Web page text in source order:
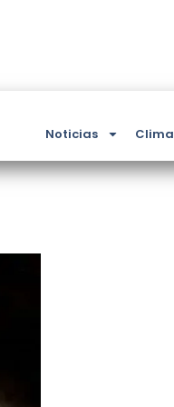
Noticias Clima